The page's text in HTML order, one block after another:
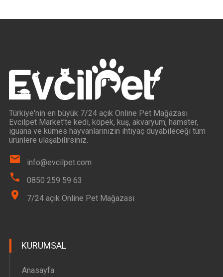
Türkiye'nin en büyük 7/24 açık Online Pet Mağazası
Evcilpet Market'te kedi, köpek, kuş, akvaryum, hamster,
iguana ve kümes hayvanlarınızın ihtiyaç duyabileceği tüm
ürünlere ulaşabilirsiniz.
info@evcilpet.com
0850 259 59 63
7/24 açık Online Pet Mağazası
KURUMSAL
Anasayfa